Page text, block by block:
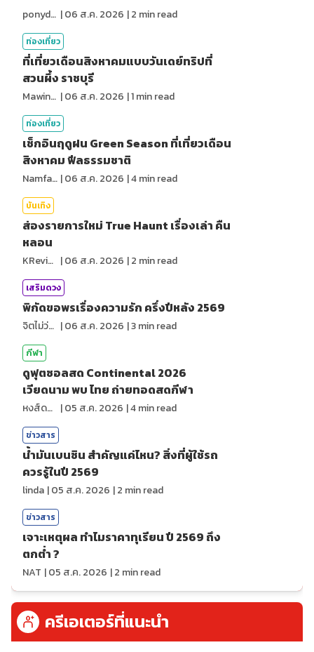
ponydiary |06 ส.ค. 2026 |2 min read
ท่องเที่ยว
ที่เที่ยวเดือนสิงหาคมแบบวันเดย์ทริปที่
สวนผึ้ง ราชบุรี
MawinMatravel |06 ส.ค. 2026 |1min read
ท่องเที่ยว
เช็กอินฤดูฝน Green Season ที่เที่ยวเดือน
สิงหาคม ฟีลธรรมชาติ
NamfahPhupha |06 ส.ค. 2026 |4min read
บันเทิง
ส่องรายการใหม่ True Haunt เรื่องเล่า คืน
หลอน
KReview |06 ส.ค. 2026 |2 min read
เสริมดวง
พิกัดขอพรเรื่องความรัก ครึ่งปีหลัง 2569
จิตไม่ว่าง |06 ส.ค. 2026 |3min read
กีฬา
ดูฟุตซอลสด Continental 2026
เวียดนาม พบ ไทย ถ่ายทอดสดกีฬา
หงส์ดรุณ |05 ส.ค. 2026 |4min read
ข่าวสาร
น้ำมันเบนซิน สำคัญแค่ไหน? สิ่งที่ผู้ใช้รถ
ควรรู้ในปี 2569
linda |05 ส.ค. 2026 |2 min read
ข่าวสาร
เจาะเหตุผล ทำไมราคาทุเรียน ปี 2569 ถึง
ตกต่ำ ?
NAT |05 ส.ค. 2026 |2 min read
ครีเอเตอร์ที่แนะนำ